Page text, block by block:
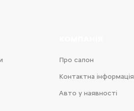
Про салон
Контактна інформація
Авто у наявності